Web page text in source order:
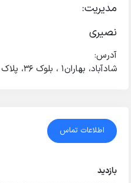
مدیریت:
نصیری
آدرس:
شادآباد، بهاران1 ، بلوک 36، پلاک 113
اطلاعات تماس
بازدید